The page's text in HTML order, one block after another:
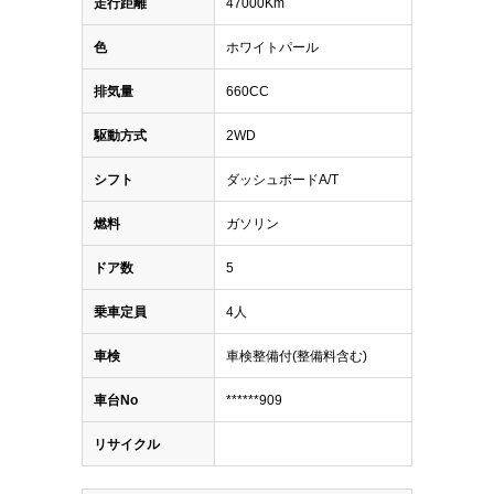
色 ホワイトパール
排気量 660CC
駆動方式 2WD
シフト ダッシュボードA/T
燃料 ガソリン
ドア数 5
乗車定員 4人
車検 車検整備付(整備料含む)
車台No ******909
リサイクル